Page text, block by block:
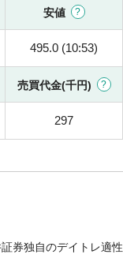
安値
495.0 (10:53)
売買代金(千円)
297
券独自のデイトレ適性